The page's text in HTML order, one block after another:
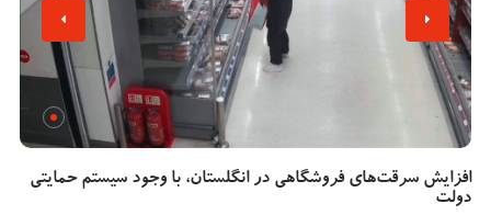
افزایش سرقت‌های فروشگاهی در انگلستان، با وجود سیستم حمایتی
دولت